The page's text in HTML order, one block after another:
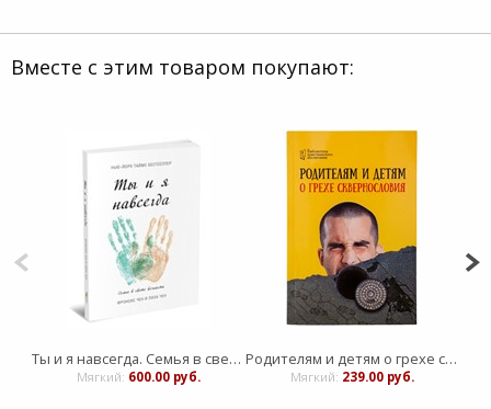
Вместе с этим товаром покупают:
Ты и я навсегда. Семья в свете вечности.
Мягкий: 600.00 руб.
Родителям и детям о грехе сквернословия
Мягкий: 239.00 руб.